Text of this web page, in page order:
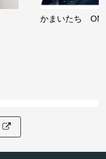
かまいたち